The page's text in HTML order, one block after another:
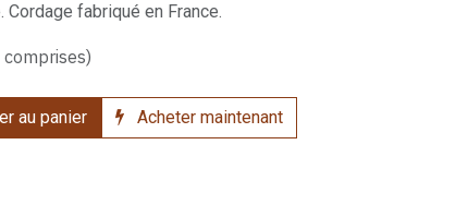
fabriqué en France.
au panier Acheter maintenant